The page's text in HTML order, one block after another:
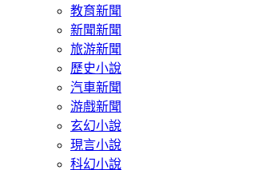
教育新聞
新聞新聞
旅游新聞
歷史小說
汽車新聞
游戲新聞
玄幻小說
現言小說
科幻小說